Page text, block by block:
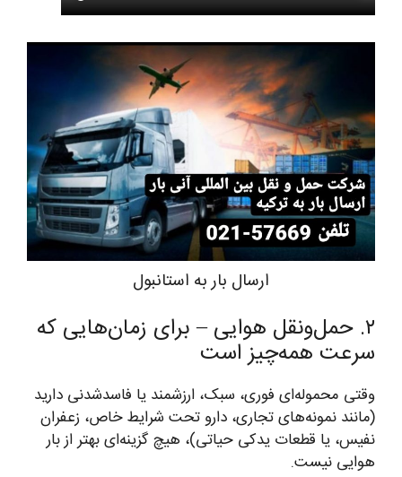
ارسال بار به استانبول
۲. حمل‌ونقل هوایی – برای زمان‌هایی که
سرعت همه‌چیز است
وقتی محموله‌ای فوری، سبک، ارزشمند یا فاسدشدنی دارید
(مانند نمونه‌های تجاری، دارو تحت شرایط خاص، زعفران
نفیس، یا قطعات یدکی حیاتی)، هیچ گزینه‌ای بهتر از بار
هوایی نیست.